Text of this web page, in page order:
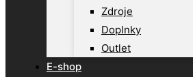
Zdroje
Doplnky
Outlet
E-shop